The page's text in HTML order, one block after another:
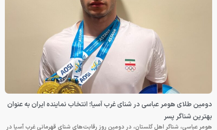
دومین طلای هومر عباسی در شنای غرب آسیا؛ انتخاب نماینده ایران به عنوان
بهترین شناگر پسر
هومر عباسی، شناگر اهل گلستان، در دومین روز رقابت‌های شنای قهرمانی غرب آسیا در